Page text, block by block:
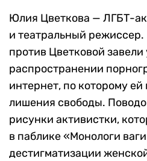
Юлия Цветкова — ЛГБТ-
и театральный режиссер.
против Цветковой завели
распространении
интернет, по которому ей
лишения свободы.
рисунки активистки,
в паблике «Монологи
дестигматизации